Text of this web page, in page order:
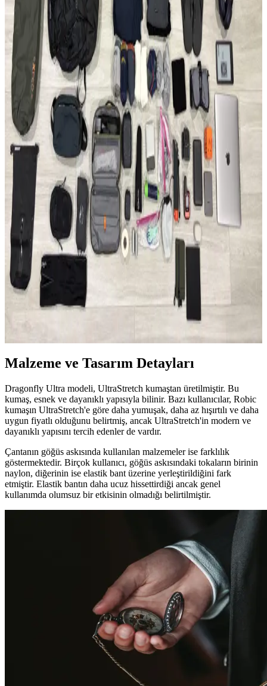
Evergoods CPL16 Sırt Çantası: Minimal Tasarım ve
Fonksiyonellik Üzerine 6 Aylık Değerlendirme
Evergoods CPL16, su şişesi cebi olmadan tasarım bütünlüğü ve
kullanım kolaylığı sunar. 16 litrelik kapasitesi, dayanıklı malzemesi
ve dengeli yapısıyla günlük kullanım ve kısa seyahatler için
uygundur.
Able Carry Max EDC ve Aer Travel Pack 4 28L (X-
Pac) Sırt Çantası Karşılaştırması
Able Carry Max EDC ve Aer Travel Pack 4 28L sırt çantaları,
malzeme kalitesi, taşıma konforu ve organizasyon özellikleriyle
günlük kullanım ve seyahat ihtiyaçlarına farklı çözümler sunuyor.
50 Günlük Güney Avrupa Seyahati İçin Minimalist
Tek Çanta Hazırlığı ve İpuçları
Güney Avrupa'da 50 gün süren seyahatte sadece 35 litrelik sırt
çantası kullanılarak hafiflik ve işlevsellik ön planda tutuldu. Kıyafet,
teknoloji ve bakım önerileriyle minimal seyahat deneyimi anlatılıyor.
2026 Asya ve Okyanusya Sırt Çantası Seyahati İçin
Ekipman ve Planlama Rehberi
2026'da başlayacak Asya ve Okyanusya sırt çantası seyahati için
detaylı ekipman ve planlama önerileri sunulmaktadır. Seyahat rotası,
Malzeme ve Tasarım Detayları
Dragonfly Ultra modeli, UltraStretch kumaştan üretilmiştir. Bu
kumaş, esnek ve dayanıklı yapısıyla bilinir. Bazı kullanıcılar, Robic
kumaşın UltraStretch'e göre daha yumuşak, daha az hışırtılı ve daha
uygun fiyatlı olduğunu belirtmiş, ancak UltraStretch'in modern ve
dayanıklı yapısını tercih edenler de vardır.
Çantanın göğüs askısında kullanılan malzemeler ise farklılık
göstermektedir. Birçok kullanıcı, göğüs askısındaki tokaların birinin
naylon, diğerinin ise elastik bant üzerine yerleştirildiğini fark
etmiştir. Elastik bantın daha ucuz hissettirdiği ancak genel
kullanımda olumsuz bir etkisinin olmadığı belirtilmiştir.